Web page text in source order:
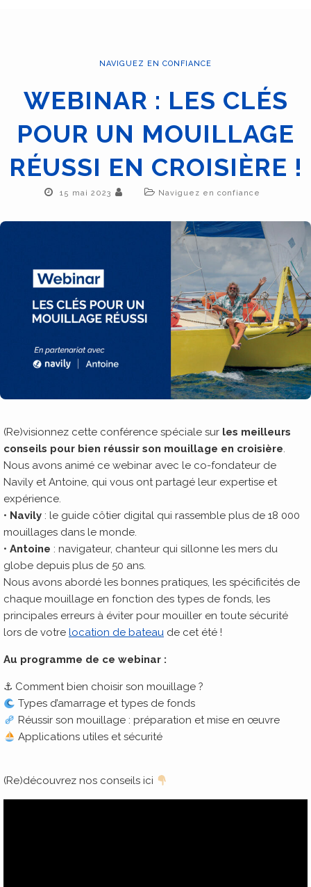
NAVIGUEZ EN CONFIANCE
WEBINAR : LES CLÉS
POUR UN MOUILLAGE
RÉUSSI EN CROISIÈRE !
15 mai 2023 Naviguez en confiance
(Re)visionnez cette conférence spéciale sur les meilleurs
conseils pour bien réussir son mouillage en croisière.
Nous avons animé ce webinar avec le co-fondateur de
Navily et Antoine, qui vous ont partagé leur expertise et
expérience.
• Navily : le guide côtier digital qui rassemble plus de 18 000
mouillages dans le monde.
• Antoine : navigateur, chanteur qui sillonne les mers du
globe depuis plus de 50 ans.
Nous avons abordé les bonnes pratiques, les spécificités de
chaque mouillage en fonction des types de fonds, les
principales erreurs à éviter pour mouiller en toute sécurité
lors de votre location de bateau de cet été !
Au programme de ce webinar :
⚓︎ Comment bien choisir son mouillage ?
Types d’amarrage et types de fonds
Réussir son mouillage : préparation et mise en œuvre
Applications utiles et sécurité
(Re)découvrez nos conseils ici